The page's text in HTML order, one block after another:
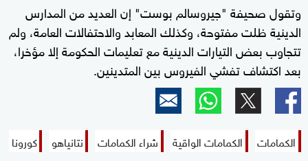
وتقول صحيفة "جيروسالم بوست" إن العديد من المدارس
الدينية ظلت مفتوحة، وكذلك المعابد والاحتفالات العامة، ولم
تتجاوب بعض التيارات الدينية مع تعليمات الحكومة إلا مؤخرا،
بعد اكتشاف تفشي الفيروس بين المتدينين.
الكمامات الكمامات الواقية شراء الكمامات نتانياهو كورونا